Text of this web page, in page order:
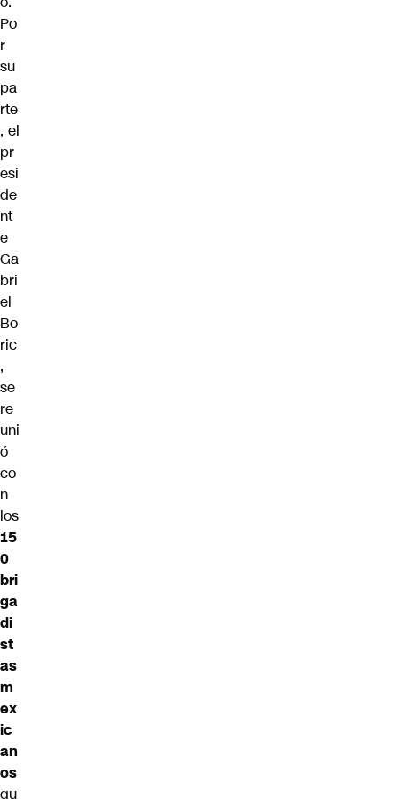
Po
r
su
pa
rte
, el
pr
esi
de
nt
e
Ga
bri
el
Bo
ric
,
se
re
uni
ó
co
n
los
15
0
bri
ga
di
st
as
m
ex
ic
an
os
qu